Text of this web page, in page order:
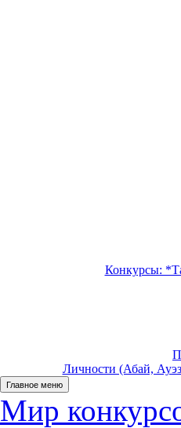
Конкурсы:
Личности (Абай,
Главное меню
Мир